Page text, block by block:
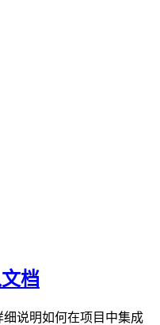
档
细说明如何在项目中集成